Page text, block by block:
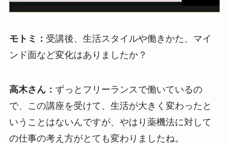
モトミ： 受講後、生活スタイルや働きかた、マイ
ンド面など変化はありましたか？
高木さん： ずっとフリーランスで働いているの
で、この講座を受けて、生活が大きく変わったと
いうことはないんですが、やはり薬機法に対して
の仕事の考え方がとても変わりましたね。